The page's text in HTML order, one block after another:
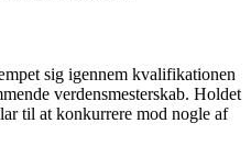
sig igennem kvalifikationen
verdensmesterskab. Holdet
til at konkurrere mod nogle af